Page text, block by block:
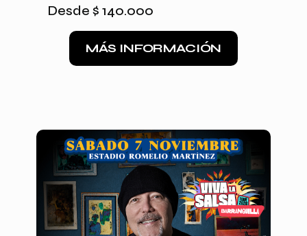
Desde $ 140.000
MÁS INFORMACIÓN